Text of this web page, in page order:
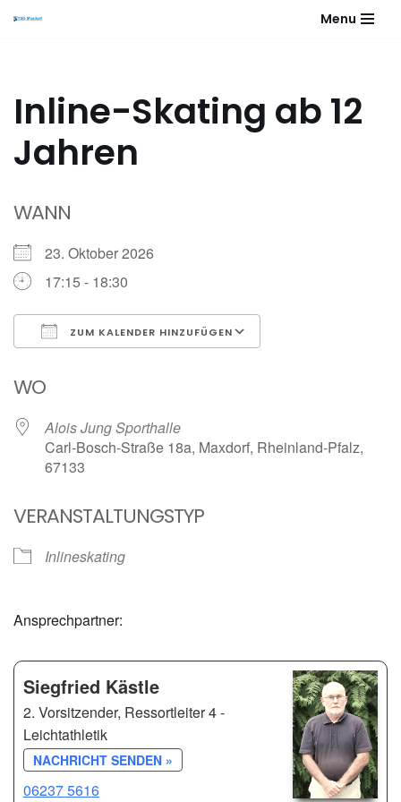
Menu
Inline-Skating ab 12
Jahren
WANN
23. Oktober 2026
17:15 - 18:30
ZUM KALENDER HINZUFÜGEN
WO
Alois Jung Sporthalle
Carl-Bosch-Straße 18a, Maxdorf, Rheinland-Pfalz,
67133
VERANSTALTUNGSTYP
Inlineskating
Ansprechpartner:
Siegfried Kästle
2. Vorsitzender, Ressortleiter 4 -
Leichtathletik
NACHRICHT SENDEN »
06237 5616